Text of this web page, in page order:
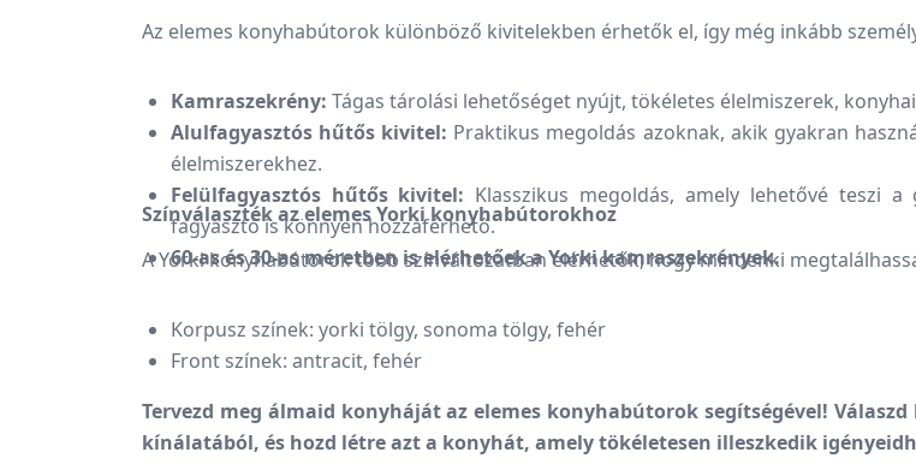
Az elemes konyhabútorok különböző kivitelekben érhetők el, így még inkább
Kamraszekrény: Tágas tárolási lehetőséget nyújt, tökéletes élelmiszerek,
Alulfagyasztós hűtős kivitel: Praktikus megoldás azoknak, akik gyakran
élelmiszerekhez.
Felülfagyasztós hűtős kivitel: Klasszikus megoldás, amely lehetővé teszi
fagyasztó is könnyen hozzáférhető.
60-as és 30-as méretben is elérhetőek a Yorki kamraszekrények.
Színválaszték az elemes Yorki konyhabútorokhoz
A Yorki konyhabútorok több színváltozatban elérhetők, hogy mindenki
Korpusz színek: yorki tölgy, sonoma tölgy, fehér
Front színek: antracit, fehér
Tervezd meg álmaid konyháját az elemes konyhabútorok segítségével!
kínálatából, és hozd létre azt a konyhát, amely tökéletesen illeszkedik